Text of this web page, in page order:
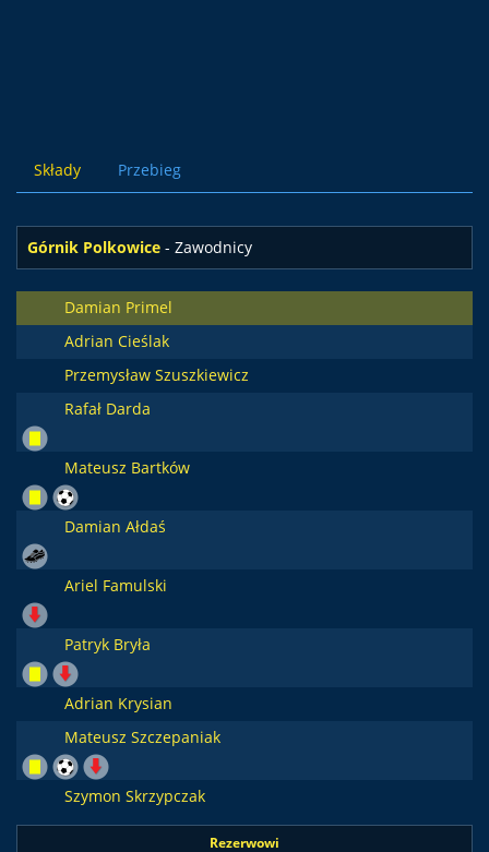
Składy Przebieg
Górnik Polkowice - Zawodnicy
Damian Primel
Adrian Cieślak
Przemysław Szuszkiewicz
Rafał Darda
Mateusz Bartków
Damian Ałdaś
Ariel Famulski
Patryk Bryła
Adrian Krysian
Mateusz Szczepaniak
Szymon Skrzypczak
Rezerwowi